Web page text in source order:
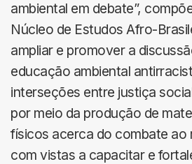
ambiental em debate”,
Núcleo de Estudos Afro-
ampliar e promover a
educação ambiental
interseções entre justiça
por meio da produção de
físicos acerca do combate ao
com vistas a capacitar e